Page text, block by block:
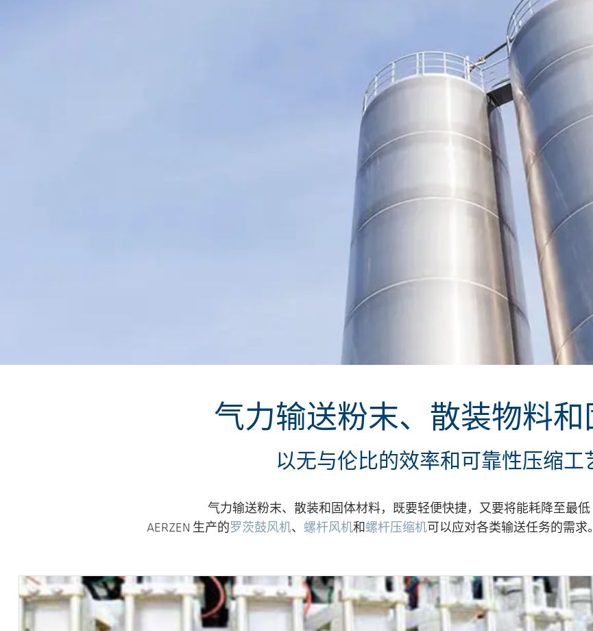
气力输送粉末、散装物料和
以无与伦比的效率和可靠性压缩工
气力输送粉末、散装和固体材料，既要轻便快捷，又要将能耗降至最低
AERZEN 生产的罗茨鼓风机、 螺杆风机和 螺杆压缩机可以应对各类输送任务的需求